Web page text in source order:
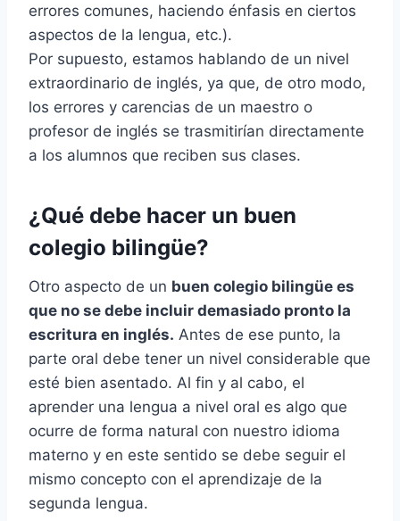
errores comunes, haciendo énfasis en ciertos
aspectos de la lengua, etc.).
Por supuesto, estamos hablando de un nivel
extraordinario de inglés, ya que, de otro modo,
los errores y carencias de un maestro o
profesor de inglés se trasmitirían directamente
a los alumnos que reciben sus clases.
¿Qué debe hacer un buen
colegio bilingüe?
Otro aspecto de un buen colegio bilingüe es
que no se debe incluir demasiado pronto la
escritura en inglés. Antes de ese punto, la
parte oral debe tener un nivel considerable que
esté bien asentado. Al fin y al cabo, el
aprender una lengua a nivel oral es algo que
ocurre de forma natural con nuestro idioma
materno y en este sentido se debe seguir el
mismo concepto con el aprendizaje de la
segunda lengua.